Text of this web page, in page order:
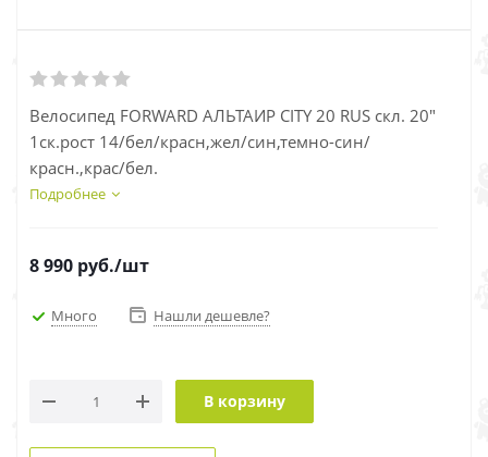
Велосипед FORWARD АЛЬТАИР CITY 20 RUS скл. 20"
1ск.рост 14/бел/красн,жел/син,темно-син/
красн.,крас/бел.
Подробнее
8 990 руб./шт
Много Нашли дешевле?
В корзину